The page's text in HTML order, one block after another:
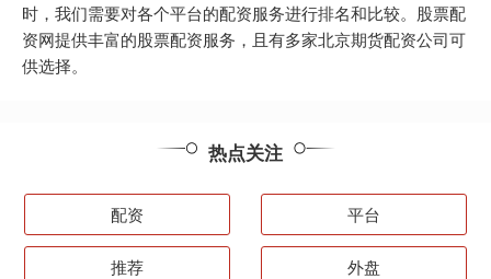
时，我们需要对各个平台的配资服务进行排名和比较。股票配
资网提供丰富的股票配资服务，且有多家北京期货配资公司可
供选择。
热点关注
配资 平台
推荐 外盘